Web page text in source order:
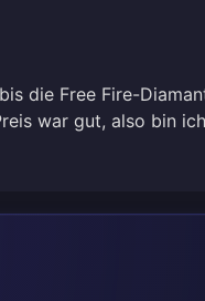
die Free Fire-
war gut, also bin